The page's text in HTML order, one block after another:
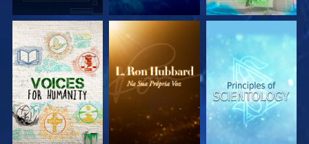
EXPLORE A SÉRIE EXPLORE A SÉRIE EXPLORE A SÉRIE